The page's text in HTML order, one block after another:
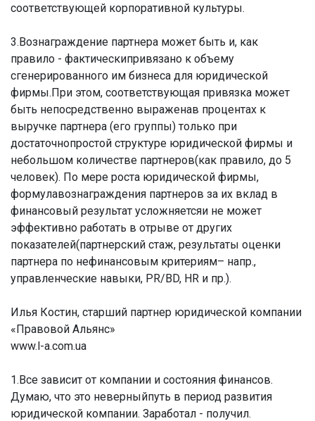
соответствующей корпоративной культуры.
3.Вознаграждение партнера может быть и, как
правило - фактическипривязано к объему
сгенерированного им бизнеса для юридической
фирмы.При этом, соответствующая привязка может
быть непосредственно выраженав процентах к
выручке партнера (его группы) только при
достаточнопростой структуре юридической фирмы и
небольшом количестве партнеров(как правило, до 5
человек). По мере роста юридической фирмы,
формулавознаграждения партнеров за их вклад в
финансовый результат усложняетсяи не может
эффективно работать в отрыве от других
показателей(партнерский стаж, результаты оценки
партнера по нефинансовым критериям– напр.,
управленческие навыки, PR/BD, HR и пр.).
Илья Костин, старший партнер юридической компании
«Правовой Альянс»
www.l-a.com.ua
1.Все зависит от компании и состояния финансов.
Думаю, что это неверныйпуть в период развития
юридической компании. Заработал - получил.